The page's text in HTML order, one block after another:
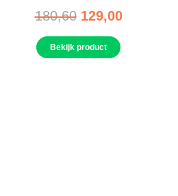
180,60 129,00
Bekijk product